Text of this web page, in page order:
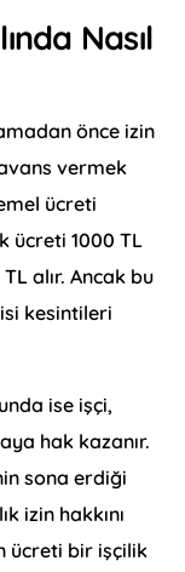
Nasıl
önce izin
vermek
ücreti
ücreti 1000 TL
alır. Ancak bu
kesintileri
ise işçi,
hak kazanır.
sona erdiği
izin hakkını
ücreti bir işçilik